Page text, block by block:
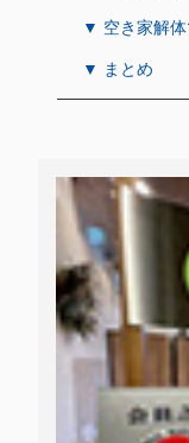
▼ 空き家解体
▼ まとめ